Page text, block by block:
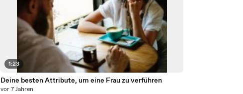
1:23
Deine besten Attribute, um eine Frau zu verführen
vor 7 Jahren